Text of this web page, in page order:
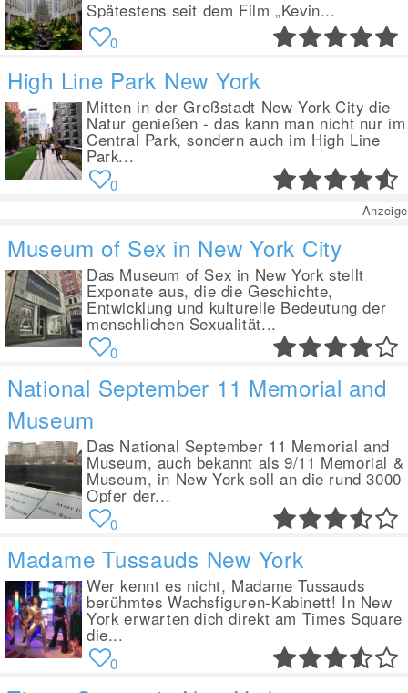
Spätestens seit dem Film „Kevin...
0
High Line Park New York
Mitten in der Großstadt New York City die
Natur genießen - das kann man nicht nur im
Central Park, sondern auch im High Line
Park...
0
Anzeige
Museum of Sex in New York City
Das Museum of Sex in New York stellt
Exponate aus, die die Geschichte,
Entwicklung und kulturelle Bedeutung der
menschlichen Sexualität...
0
National September 11 Memorial and
Museum
Das National September 11 Memorial and
Museum, auch bekannt als 9/11 Memorial &
Museum, in New York soll an die rund 3000
Opfer der...
0
Madame Tussauds New York
Wer kennt es nicht, Madame Tussauds
berühmtes Wachsfiguren-Kabinett! In New
York erwarten dich direkt am Times Square
die...
0